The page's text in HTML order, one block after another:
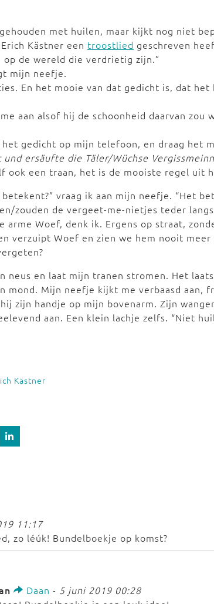
met huilen, maar kijkt nog niet
Kästner een troostlied geschreven
op de wereld die verdrietig zijn.”
mijn neefje.
En het mooie van dat gedicht is, dat
aan alsof hij de schoonheid daarvan zou
het gedicht op mijn telefoon, en draag het
und ersäufte die Täler/Wüchse
ook een traan, het is de mooiste regel uit
vraag ik aan mijn neefje. “Het
zouden de vergeet-me-nietjes teder
arme Woef, denk ik. Ergens op straat,
verzuipt Woef en zien we hem nooit
neus en laat mijn tranen stromen. Het
mond. Mijn neefje kijkt me verbaasd aan,
zijn handje op mijn bovenarm. Zijn
aan. Een klein lachje zelfs. “Niet
Kästner
11:17
zo léúk! Bundelboekje op komst?
Daan - 5 juni 2019 00:28